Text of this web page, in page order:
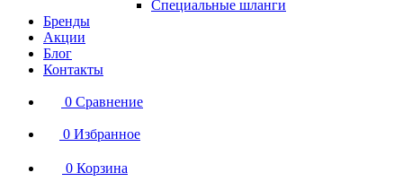
Специальные шланги
Бренды
Акции
Блог
Контакты
0 Сравнение
0 Избранное
0 Корзина